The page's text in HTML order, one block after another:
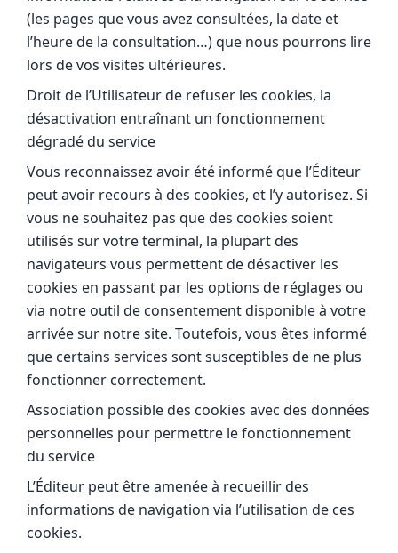
(les pages que vous avez consultées, la date et
l’heure de la consultation…) que nous pourrons lire
lors de vos visites ultérieures.
Droit de l’Utilisateur de refuser les cookies, la
désactivation entraînant un fonctionnement
dégradé du service
Vous reconnaissez avoir été informé que l’Éditeur
peut avoir recours à des cookies, et l’y autorisez. Si
vous ne souhaitez pas que des cookies soient
utilisés sur votre terminal, la plupart des
navigateurs vous permettent de désactiver les
cookies en passant par les options de réglages ou
via notre outil de consentement disponible à votre
arrivée sur notre site. Toutefois, vous êtes informé
que certains services sont susceptibles de ne plus
fonctionner correctement.
Association possible des cookies avec des données
personnelles pour permettre le fonctionnement
du service
L’Éditeur peut être amenée à recueillir des
informations de navigation via l’utilisation de ces
cookies.